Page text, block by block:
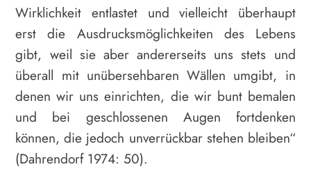
Wirklichkeit entlastet und vielleicht überhaupt
erst die Ausdrucksmöglichkeiten des Lebens
gibt, weil sie aber andererseits uns stets und
überall mit unübersehbaren Wällen umgibt, in
denen wir uns einrichten, die wir bunt bemalen
und bei geschlossenen Augen fortdenken
können, die jedoch unverrückbar stehen bleiben“
(Dahrendorf 1974: 50).